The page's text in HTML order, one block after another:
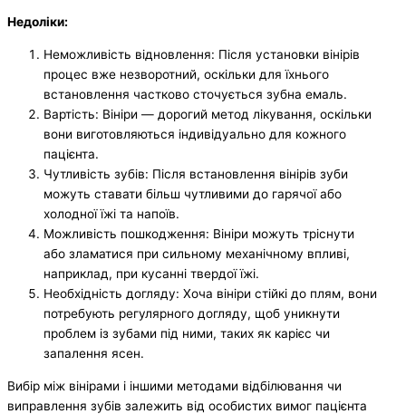
Недоліки:
Неможливість відновлення: Після установки вінірів
процес вже незворотний, оскільки для їхнього
встановлення частково сточується зубна емаль.
Вартість: Вініри — дорогий метод лікування, оскільки
вони виготовляються індивідуально для кожного
пацієнта.
Чутливість зубів: Після встановлення вінірів зуби
можуть ставати більш чутливими до гарячої або
холодної їжі та напоїв.
Можливість пошкодження: Вініри можуть тріснути
або зламатися при сильному механічному впливі,
наприклад, при кусанні твердої їжі.
Необхідність догляду: Хоча вініри стійкі до плям, вони
потребують регулярного догляду, щоб уникнути
проблем із зубами під ними, таких як карієс чи
запалення ясен.
Вибір між вінірами і іншими методами відбілювання чи
виправлення зубів залежить від особистих вимог пацієнта